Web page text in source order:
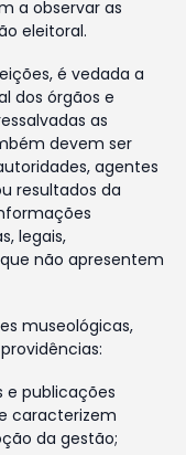
a observar as
eleitoral.
é vedada a
dos órgãos e
as
devem ser
agentes
resultados da
legais,
não apresentem
museológicas,
publicações
caracterizem
da gestão;